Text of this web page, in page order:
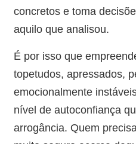
concretos e toma
aquilo que analisou.
É por isso que
topetudos, apressados,
emocionalmente
nível de autoconfiança
arrogância. Quem